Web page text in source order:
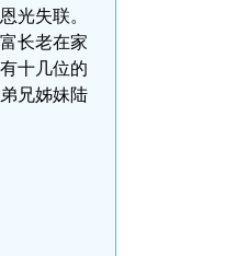
光失联。
长老在家
十几位的
兄姊妹陆